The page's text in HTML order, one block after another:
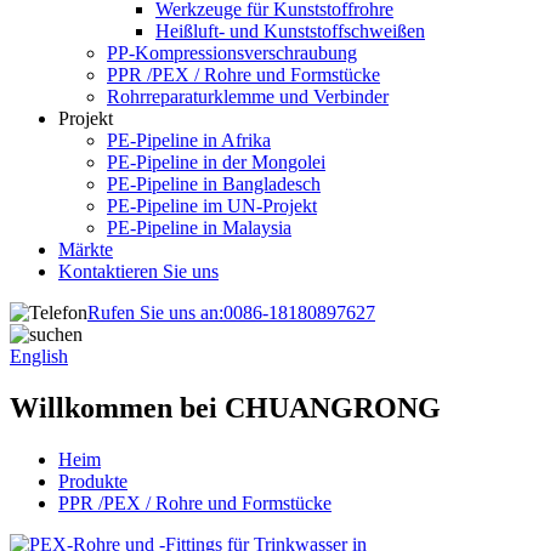
Werkzeuge für Kunststoffrohre
Heißluft- und Kunststoffschweißen
PP-Kompressionsverschraubung
PPR /PEX / Rohre und Formstücke
Rohrreparaturklemme und Verbinder
Projekt
PE-Pipeline in Afrika
PE-Pipeline in der Mongolei
PE-Pipeline in Bangladesch
PE-Pipeline im UN-Projekt
PE-Pipeline in Malaysia
Märkte
Kontaktieren Sie uns
Rufen Sie uns an:0086-18180897627
English
Willkommen bei CHUANGRONG
Heim
Produkte
PPR /PEX / Rohre und Formstücke